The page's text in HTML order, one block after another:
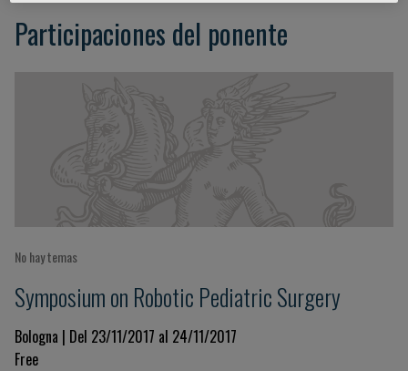
Participaciones del ponente
No hay temas
Symposium on Robotic Pediatric Surgery
Bologna | Del 23/11/2017 al 24/11/2017
Free